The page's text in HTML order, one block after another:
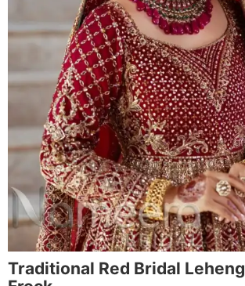
Traditional Red Bridal